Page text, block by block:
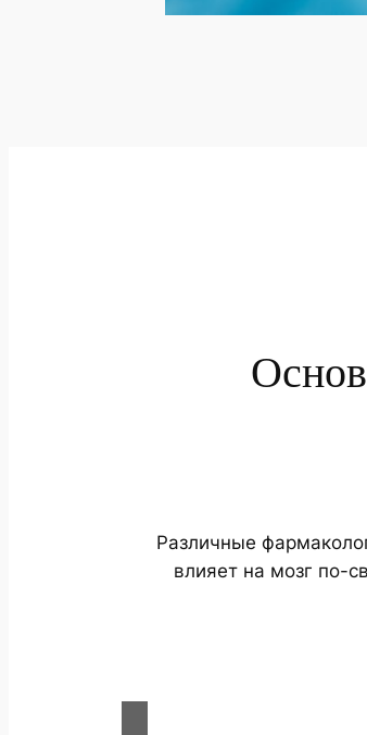
Различные
влияет на мозг по-